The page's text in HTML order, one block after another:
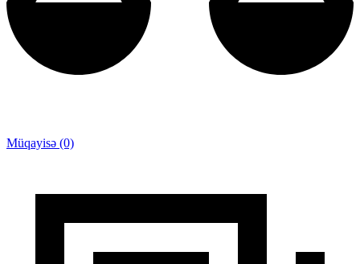
Müqayisə (0)